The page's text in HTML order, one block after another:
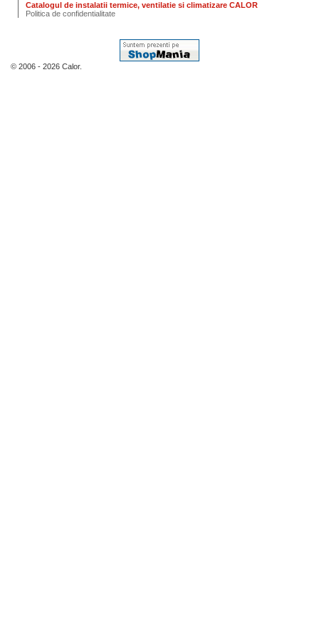
Catalogul de instalatii termice, ventilatie si climatizare CALOR
Politica de confidentialitate
© 2006 - 2026 Calor.